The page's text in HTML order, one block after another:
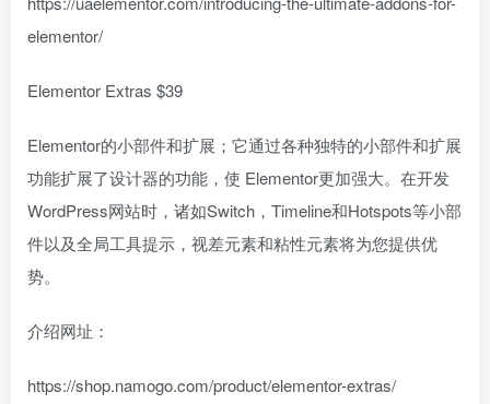
elementor/
Elementor Extras $39
Elementor的小部件和扩展；它通过各种独特的小部件和扩展
功能扩展了设计器的功能，使 Elementor更加强大。在开发
WordPress网站时，诸如Switch，Timeline和Hotspots等小部
件以及全局工具提示，视差元素和粘性元素将为您提供优
势。
介绍网址：
https://shop.namogo.com/product/elementor-extras/